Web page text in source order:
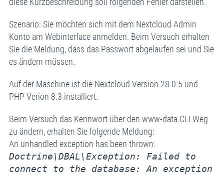
Szenario: Sie möchten sich mit dem Nextcloud Admin
Konto am Webinterface anmelden. Beim Versuch erhalten
Sie die Meldung, dass das Passwort abgelaufen sei und Sie
es ändern müssen.
Auf der Maschine ist die Nextcloud Version 28.0.5 und
PHP Verion 8.3 installiert.
Beim Versuch das Kennwort über den www-data CLI Weg
zu ändern, erhalten Sie folgende Meldung:
An unhandled exception has been thrown:
Doctrine\DBAL\Exception: Failed to
connect to the database: An exception